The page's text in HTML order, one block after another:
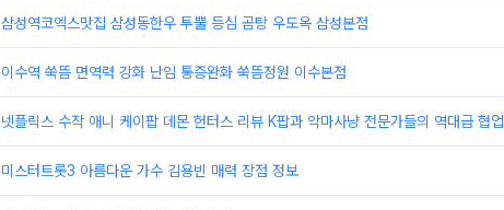
삼성역코엑스맛집 삼성동한우 투뿔 등심 곰탕 우도옥 삼성본점
이수역 쑥뜸 면역력 강화 난임 통증완화 쑥뜸정원 이수본점
넷플릭스 수작 애니 케이팝 데몬 헌터스 리뷰 K팝과 악마사냥 전문가들의 역대급 협업
미스터트롯3 아름다운 가수 김용빈 매력 장점 정보